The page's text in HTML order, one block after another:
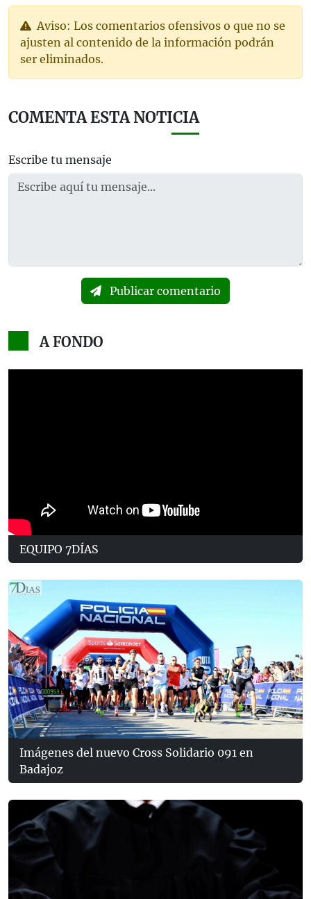
Aviso: Los comentarios ofensivos o que no se
ajusten al contenido de la información podrán
ser eliminados.
COMENTA ESTA NOTICIA
Escribe tu mensaje
Publicar comentario
A FONDO
EQUIPO 7DÍAS
Imágenes del nuevo Cross Solidario 091 en
Badajoz